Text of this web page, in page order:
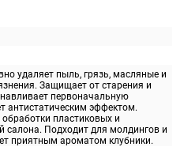
удаляет пыль, грязь, масляные и
Защищает от старения и
первоначальную
антистатическим эффектом.
пластиковых и
салона. Подходит для молдингов и
приятным ароматом клубники.